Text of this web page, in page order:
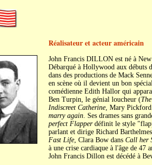
Réalisateur et acteur américain
John Francis DILLON est né à
Débarqué à Hollywood aux débuts
dans des productions de Mack
en scène où il devient un bon
comédienne Edith Hallor qui
Ben Turpin, le génial loucheur (
Indiscreet Catherine, Mary
marry again. Ses drames sans
perfect Flapperdéfinit le style
parlant et dirige Richard
Fast Life, Clara Bow dans Call her
à une crise cardiaque à l'âge de 47
John Francis Dillon est décédé à